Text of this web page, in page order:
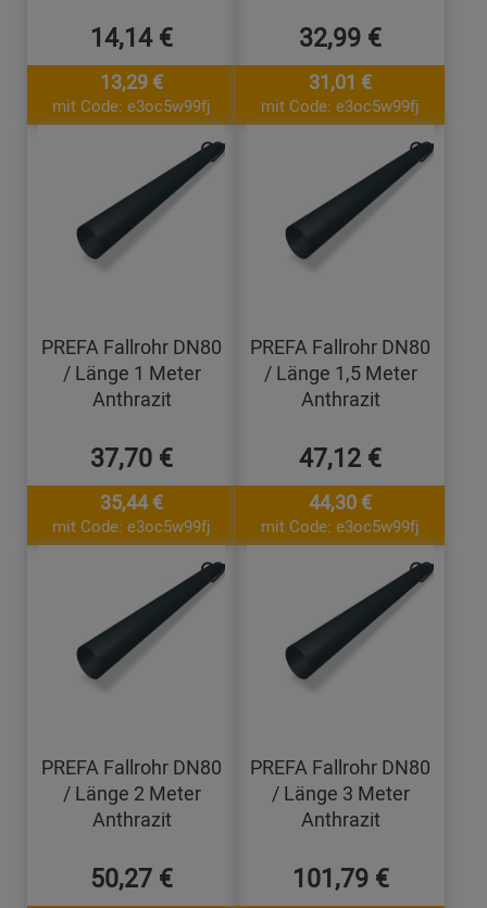
14,14 €
13,29 €
mit Code: e3oc5w99fj
32,99 €
31,01 €
mit Code: e3oc5w99fj
PREFA Fallrohr DN80
/ Länge 1 Meter
Anthrazit
37,70 €
35,44 €
mit Code: e3oc5w99fj
PREFA Fallrohr DN80
/ Länge 1,5 Meter
Anthrazit
47,12 €
44,30 €
mit Code: e3oc5w99fj
PREFA Fallrohr DN80
/ Länge 2 Meter
Anthrazit
50,27 €
PREFA Fallrohr DN80
/ Länge 3 Meter
Anthrazit
101,79 €